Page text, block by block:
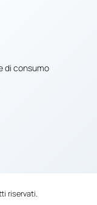
di consumo
riservati.